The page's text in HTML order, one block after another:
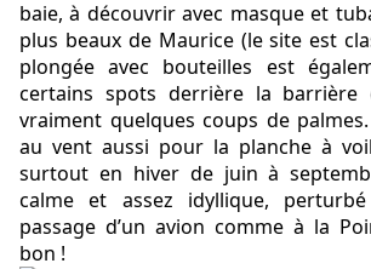
baie, à découvrir avec masque et
plus beaux de Maurice (le site est
plongée avec bouteilles est
certains spots derrière la barrière
vraiment quelques coups de
au vent aussi pour la planche à
surtout en hiver de juin à
calme et assez idyllique,
passage d’un avion comme à la
bon !